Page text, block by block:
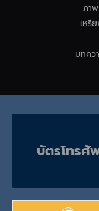
ภา
เหรี
บทคว
บัตรโทรศั